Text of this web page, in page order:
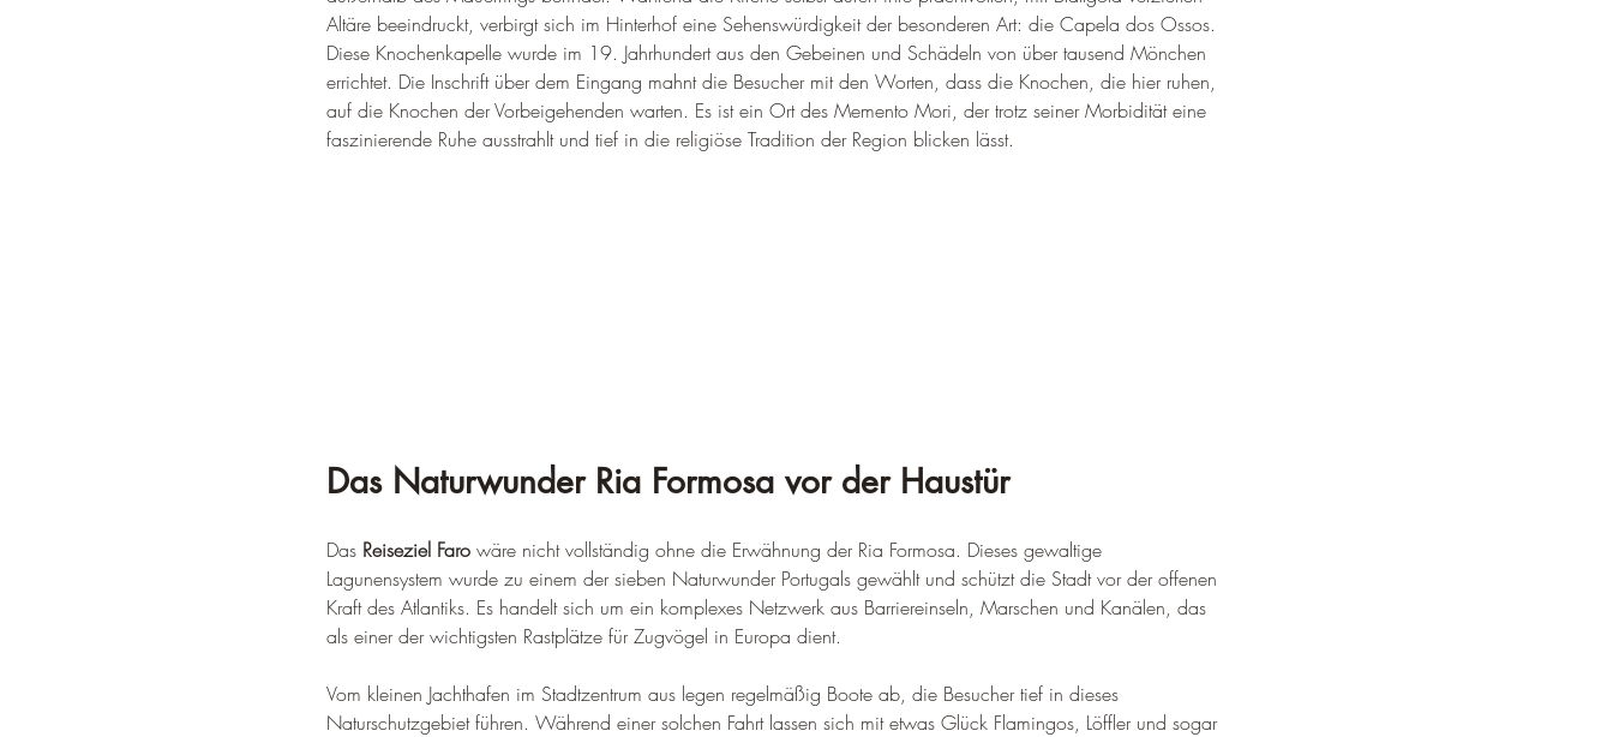
Altäre beeindruckt, verbirgt sich im Hinterhof eine Sehenswürdigkeit der besonderen Art: die Capela dos Ossos.
Diese Knochenkapelle wurde im 19. Jahrhundert aus den Gebeinen und Schädeln von über tausend Mönchen
errichtet. Die Inschrift über dem Eingang mahnt die Besucher mit den Worten, dass die Knochen, die hier ruhen,
auf die Knochen der Vorbeigehenden warten. Es ist ein Ort des Memento Mori, der trotz seiner Morbidität eine
faszinierende Ruhe ausstrahlt und tief in die religiöse Tradition der Region blicken lässt.
Das Naturwunder Ria Formosa vor der Haustür
Das Reiseziel Faro wäre nicht vollständig ohne die Erwähnung der Ria Formosa. Dieses gewaltige
Lagunensystem wurde zu einem der sieben Naturwunder Portugals gewählt und schützt die Stadt vor der offenen
Kraft des Atlantiks. Es handelt sich um ein komplexes Netzwerk aus Barriereinseln, Marschen und Kanälen, das
als einer der wichtigsten Rastplätze für Zugvögel in Europa dient.
Vom kleinen Jachthafen im Stadtzentrum aus legen regelmäßig Boote ab, die Besucher tief in dieses
Naturschutzgebiet führen. Während einer solchen Fahrt lassen sich mit etwas Glück Flamingos, Löffler und sogar